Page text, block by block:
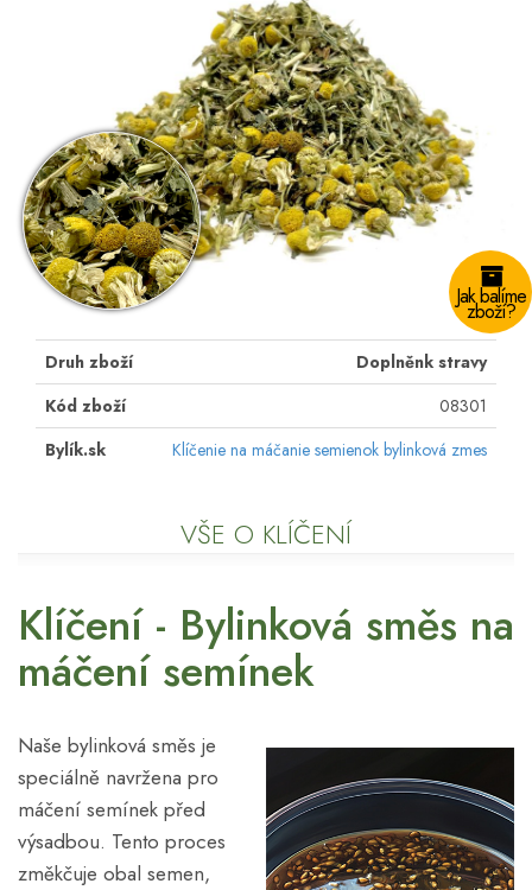
Jak balíme
zboží?
Druh zboží
Doplněnk stravy
Kód zboží
08301
Bylík.sk
Klíčenie na máčanie semienok bylinková zmes
VŠE O KLÍČENÍ
Klíčení - Bylinková směs na
máčení semínek
Naše bylinková směs je
speciálně navržena pro
máčení semínek před
výsadbou. Tento proces
změkčuje obal semen,